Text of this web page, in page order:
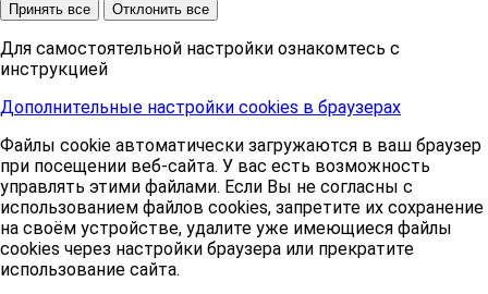
Принять все Отклонить все
Для самостоятельной настройки ознакомтесь с
инструкцией
Дополнительные настройки cookies в браузерах
Файлы cookie автоматически загружаются в ваш браузер
при посещении веб-сайта. У вас есть возможность
управлять этими файлами. Если Вы не согласны с
использованием файлов cookies, запретите их сохранение
на своём устройстве, удалите уже имеющиеся файлы
cookies через настройки браузера или прекратите
использование сайта.